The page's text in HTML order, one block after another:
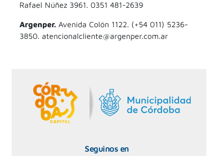
Rafael Núñez 3961. 0351 481-2639
Argenper. Avenida Colón 1122. (+54 011) 5236-
3850. atencionalcliente@argenper.com.ar
Seguinos en